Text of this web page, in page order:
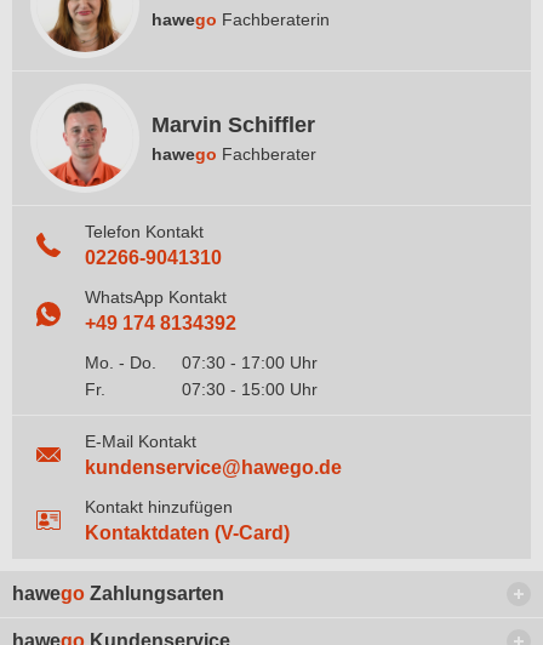
hawego Fachberaterin
Marvin Schiffler
hawego Fachberater
Telefon Kontakt
02266-9041310
WhatsApp Kontakt
+49 174 8134392
Mo. - Do.
07:30 - 17:00 Uhr
Fr.
07:30 - 15:00 Uhr
E-Mail Kontakt
kundenservice@hawego.de
Kontakt hinzufügen
Kontaktdaten (V-Card)
hawego Zahlungsarten
hawego Kundenservice